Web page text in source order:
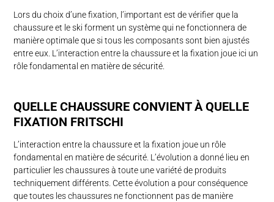
DE NOUS
Lors du choix d’une fixation, l’important est de vérifier que la
chaussure et le ski forment un système qui ne fonctionnera de
manière optimale que si tous les composants sont bien ajustés
entre eux. L’interaction entre la chaussure et la fixation joue ici un
rôle fondamental en matière de sécurité.
QUELLE CHAUS­SU­RE CONVIENT À QUELLE
FIX­ATION FRITSCHI
L’interaction entre la chaussure et la fixation joue un rôle
fondamental en matière de sécurité. L’évolution a donné lieu en
particulier les chaussures à toute une variété de produits
techniquement différents. Cette évolution a pour conséquence
que toutes les chaussures ne fonctionnent pas de manière